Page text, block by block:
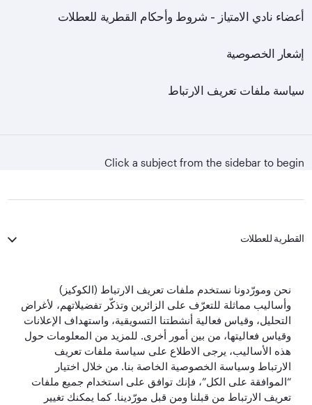
أعضاء نادي الامتياز - شروط وأحكام القطرية للعطلات
إشعار الخصوصية
سياسة ملفات تعريف الارتباط
Click a subject from the sidebar to begin
القطرية للعطلات
لنبقَ على تواصل
نحن ومورّدونا نستخدم ملفات تعريف الارتباط (الكوكيز)
وأساليب مماثلة للتعرّف على الزائرين وتذكّر تفضيلاتهم، لأغراض
التحليل، وقياس فعالية أنشطتنا التسويقية، واستهداف الإعلانات
وقياس فعاليتها، من بين أمور أخرى. للمزيد من المعلومات حول
هذه الأساليب، يرجى الاطلاع على سياسة ملفات تعريف
الارتباط وسياسة الخصوصية الخاصة بنا. من خلال اختيار
“الموافقة على الكل”، فإنك توافق على استخدام جميع ملفات
تعريف الارتباط من قبلنا ومن قبل مورّدينا. كما يمكنك تغيير